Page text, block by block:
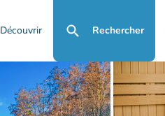
Découvrir Rechercher